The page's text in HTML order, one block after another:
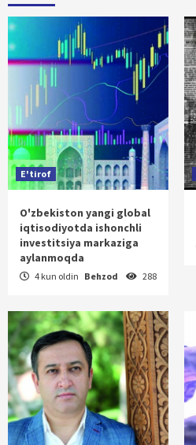
E'tirof
O'zbekiston yangi global
iqtisodiyotda ishonchli
investitsiya markaziga
aylanmoqda
4 kun oldin Behzod 288